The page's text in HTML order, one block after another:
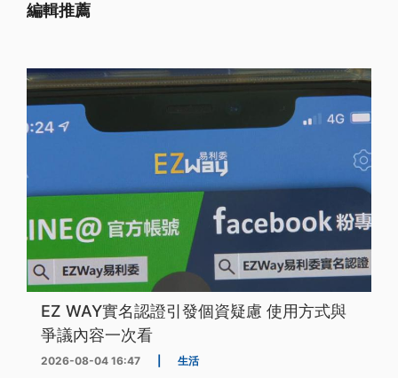
編輯推薦
EZ WAY實名認證引發個資疑慮 使用方式與
爭議內容一次看
2026-08-04 16:47 生活